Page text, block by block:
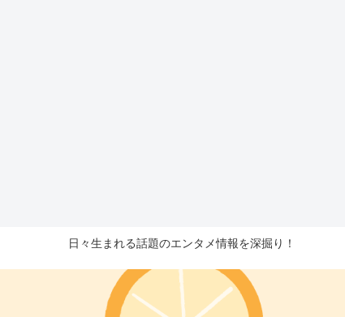
日々生まれる話題のエンタメ情報を深掘り！